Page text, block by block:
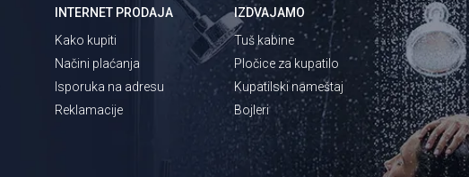
INTERNET PRODAJA
Kako kupiti
Načini plaćanja
Isporuka na adresu
Reklamacije
IZDVAJAMO
Tuš kabine
Pločice za kupatilo
Kupatilski nameštaj
Bojleri